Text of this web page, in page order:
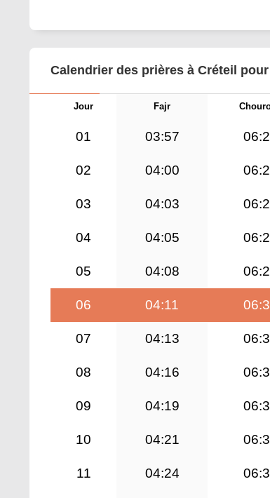
Calendrier des prières à Créteil
Jour Fajr
01 03:57
02 04:00
03 04:03
04 04:05
05 04:08
06 04:11
07 04:13
08 04:16
09 04:19
10 04:21
11 04:24